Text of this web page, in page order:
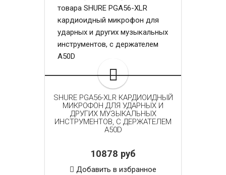
SHURE PGA56-XLR КАРДИОИДНЫЙ
МИКРОФОН ДЛЯ УДАРНЫХ И
ДРУГИХ МУЗЫКАЛЬНЫХ
ИНСТРУМЕНТОВ, C ДЕРЖАТЕЛЕМ
A50D
10878 руб
Добавить в избранное